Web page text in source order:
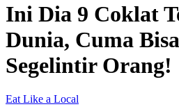
Ini Dia 9 Coklat
Dunia, Cuma
Segelintir Orang!
Eat Like a Local